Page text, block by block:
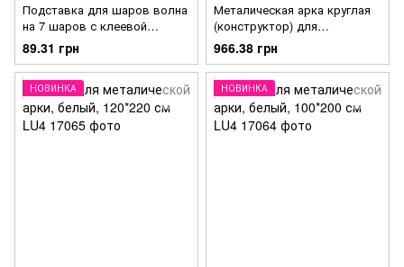
Подставка для шаров волна
на 7 шаров с клеевой
основой, черная LU10
89.31 грн
Металическая арка круглая
(конструктор) для
фотозоны, золотая пастель,
195 см LU7
966.38 грн
НОВИНКА НОВИНКА